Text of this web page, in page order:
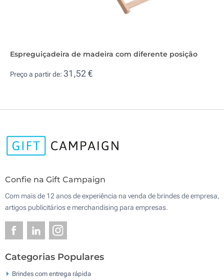
Espreguiçadeira de madeira com diferente posição
Preço a partir de: 31,52 €
Confie na Gift Campaign
Com mais de 12 anos de experiência na venda de brindes de empresa,
artigos publicitários e merchandising para empresas.
Categorias Populares
Brindes com entrega rápida